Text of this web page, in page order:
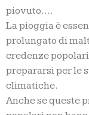
piovuto….
La pioggia è
prolungato di
credenze
prepararsi per le
climatiche.
Anche se queste